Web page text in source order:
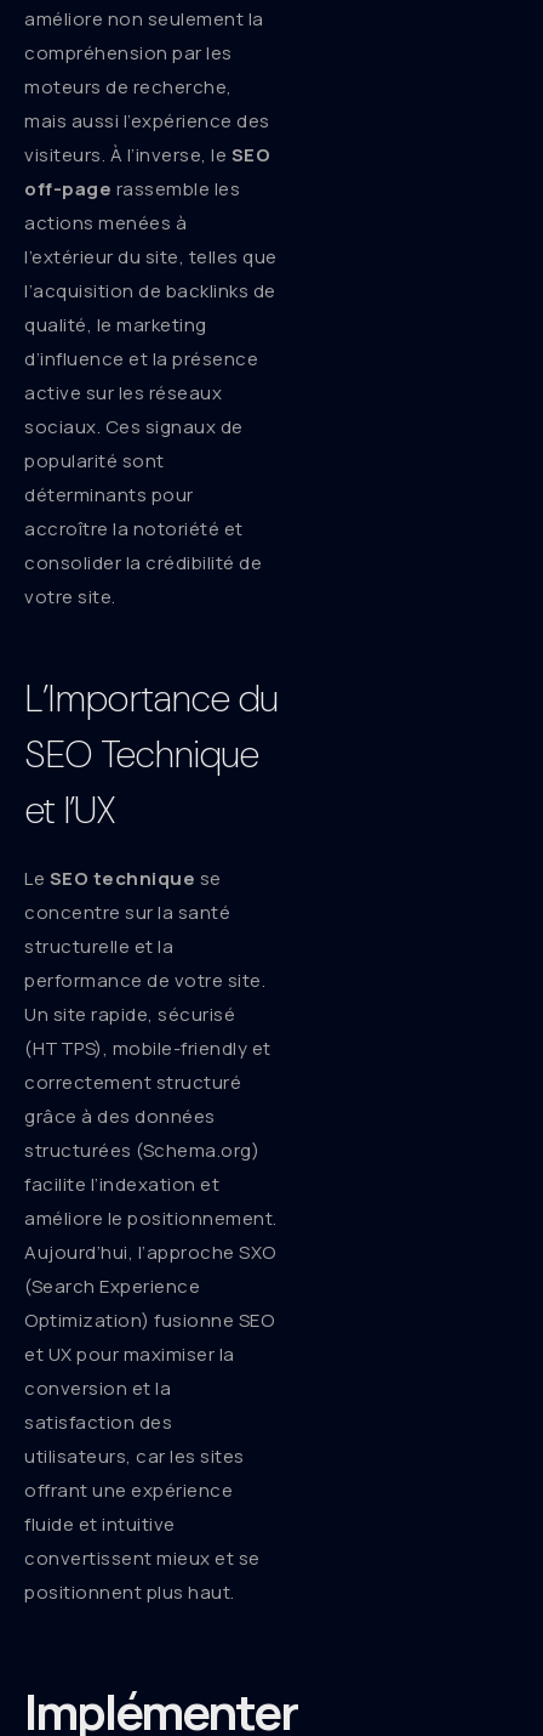
améliore non seulement la
compréhension par les
moteurs de recherche,
mais aussi l’expérience des
visiteurs. À l’inverse, le SEO
off-page rassemble les
actions menées à
l’extérieur du site, telles que
l’acquisition de backlinks de
qualité, le marketing
d’influence et la présence
active sur les réseaux
sociaux. Ces signaux de
popularité sont
déterminants pour
accroître la notoriété et
consolider la crédibilité de
votre site.
L’Importance du
SEO Technique
et l’UX
Le SEO technique se
concentre sur la santé
structurelle et la
performance de votre site.
Un site rapide, sécurisé
(HTTPS), mobile-friendly et
correctement structuré
grâce à des données
structurées (Schema.org)
facilite l’indexation et
améliore le positionnement.
Aujourd’hui, l’approche SXO
(Search Experience
Optimization) fusionne SEO
et UX pour maximiser la
conversion et la
satisfaction des
utilisateurs, car les sites
offrant une expérience
fluide et intuitive
convertissent mieux et se
positionnent plus haut.
Implémenter